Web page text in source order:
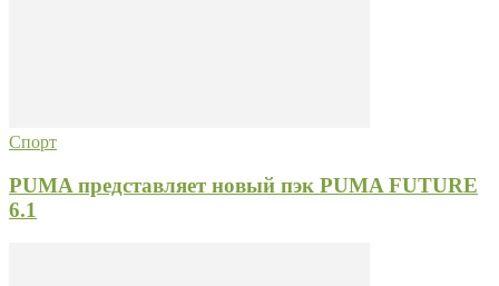
Спорт
PUMA представляет новый пэк PUMA FUTURE
6.1